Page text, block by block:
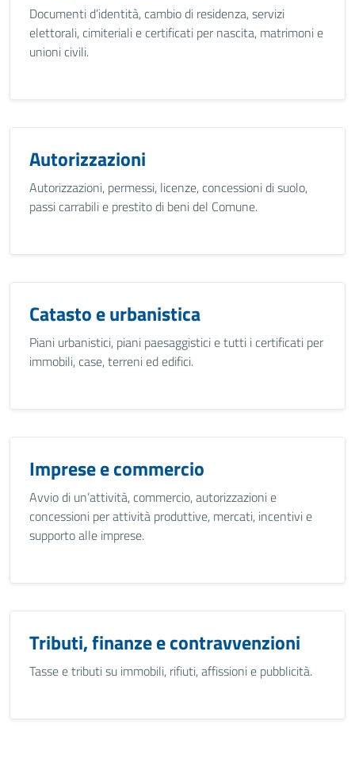
Documenti d’identità, cambio di residenza, servizi
elettorali, cimiteriali e certificati per nascita, matrimoni e
unioni civili.
Autorizzazioni
Autorizzazioni, permessi, licenze, concessioni di suolo,
passi carrabili e prestito di beni del Comune.
Catasto e urbanistica
Piani urbanistici, piani paesaggistici e tutti i certificati per
immobili, case, terreni ed edifici.
Imprese e commercio
Avvio di un’attività, commercio, autorizzazioni e
concessioni per attività produttive, mercati, incentivi e
supporto alle imprese.
Tributi, finanze e contravvenzioni
Tasse e tributi su immobili, rifiuti, affissioni e pubblicità.